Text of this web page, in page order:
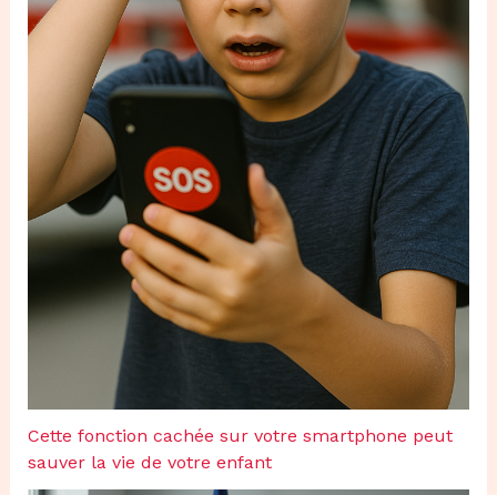
Cette fonction cachée sur votre smartphone peut
sauver la vie de votre enfant